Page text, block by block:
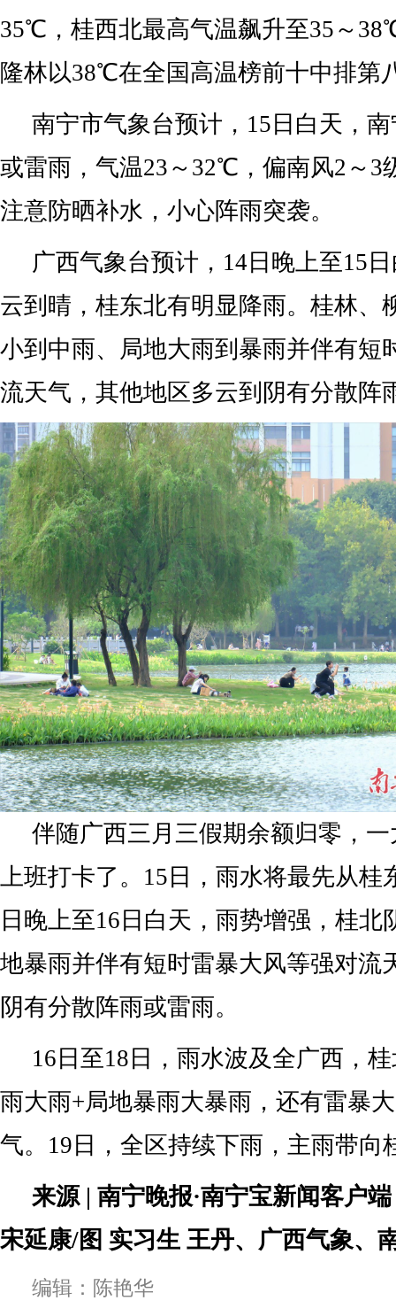
35℃，桂西北最高气温飙升至35～
隆林以38℃在全国高温榜前十中排第
南宁市气象台预计，15日白天，
或雷雨，气温23～32℃，偏南风2～3
注意防晒补水，小心阵雨突袭。
广西气象台预计，14日晚上至15
云到晴，桂东北有明显降雨。桂林、
小到中雨、局地大雨到暴雨并伴有短
流天气，其他地区多云到阴有分散阵
伴随广西三月三假期余额归零，
上班打卡了。15日，雨水将最先从桂
日晚上至16日白天，雨势增强，桂北
地暴雨并伴有短时雷暴大风等强对流
阴有分散阵雨或雷雨。
16日至18日，雨水波及全广西，
雨大雨+局地暴雨大暴雨，还有雷暴
气。19日，全区持续下雨，主雨带向
来源 | 南宁晚报·南宁宝新闻客户
宋延康/图 实习生 王丹、广西气象、
编辑：陈艳华